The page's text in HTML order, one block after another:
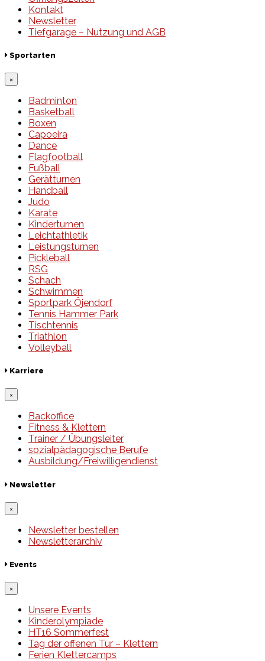
Kontakt
Newsletter
Tiefgarage – Nutzung und AGB
Sportarten
×
Badminton
Basketball
Boxen
Capoeira
Dance
Flagfootball
Fußball
Gerätturnen
Handball
Judo
Karate
Kinderturnen
Leichtathletik
Leistungsturnen
Pickleball
RSG
Schach
Schwimmen
Sportpark Öjendorf
Tennis Hammer Park
Tischtennis
Triathlon
Volleyball
Karriere
×
Backoffice
Fitness & Klettern
Trainer / Übungsleiter
sozialpädagogische Berufe
Ausbildung/Freiwilligendienst
Newsletter
×
Newsletter bestellen
Newsletterarchiv
Events
×
Unsere Events
Kinderolympiade
HT16 Sommerfest
Tag der offenen Tür – Klettern
Ferien Klettercamps